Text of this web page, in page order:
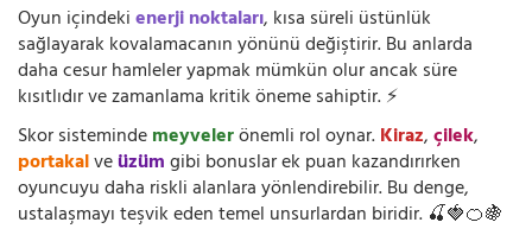
Oyun içindekienerji noktaları, kısa süreli üstünlük
sağlayarak kovalamacanın yönünü değiştirir. Bu anlarda
daha cesur hamleler yapmak mümkün olur ancak süre
kısıtlıdır ve zamanlama kritik öneme sahiptir. ⚡
Skor sistemindemeyvelerönemli rol oynar.Kiraz,çilek,
portakalveüzümgibi bonuslar ek puan kazandırırken
oyuncuyu daha riskli alanlara yönlendirebilir. Bu denge,
ustalaşmayı teşvik eden temel unsurlardan biridir. 🍒🍓🍊🍇